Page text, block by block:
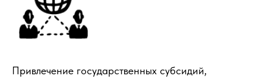
Привлечение государственных субсидий,